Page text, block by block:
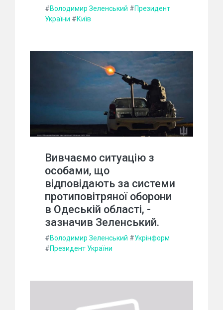
#Володимир Зеленський #Президент
України #Київ
Вивчаємо ситуацію з
особами, що
відповідають за системи
протиповітряної оборони
в Одеській області, -
зазначив Зеленський.
#Володимир Зеленський #Укрінформ
#Президент України